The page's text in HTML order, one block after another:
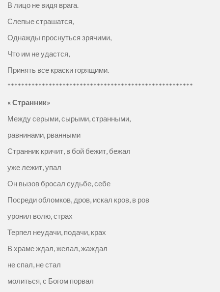
В лицо не видя врага.
Слепые страшатся,
Однажды проснуться зрячими,
Что им не удастся,
Принять все краски горящими.
******************************************************
«Странник»
Между серыми, сырыми, странными,
равнинами, рванными
Странник кричит, в бой бежит, бежал
уже лежит, упал
Он вызов бросал судьбе, себе
Посреди обломков, дров, искал кров, в ров
уронил волю, страх
Терпел неудачи, подачи, крах
В храме ждал, желал, жаждал
не спал, не стал
молиться, с Богом порвал